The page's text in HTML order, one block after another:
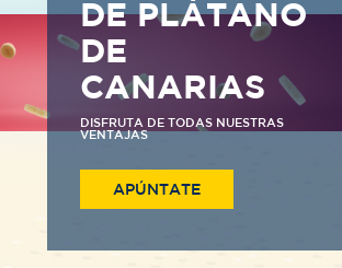
DE PLÁTANO
DE
CANARIAS
DISFRUTA DE TODAS NUESTRAS
VENTAJAS
APÚNTATE